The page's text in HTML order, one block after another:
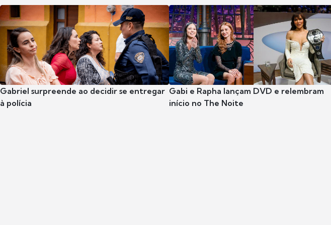
Gabriel surpreende ao decidir se entregar
à polícia
Gabi e Rapha lançam DVD e relembram
início no The Noite